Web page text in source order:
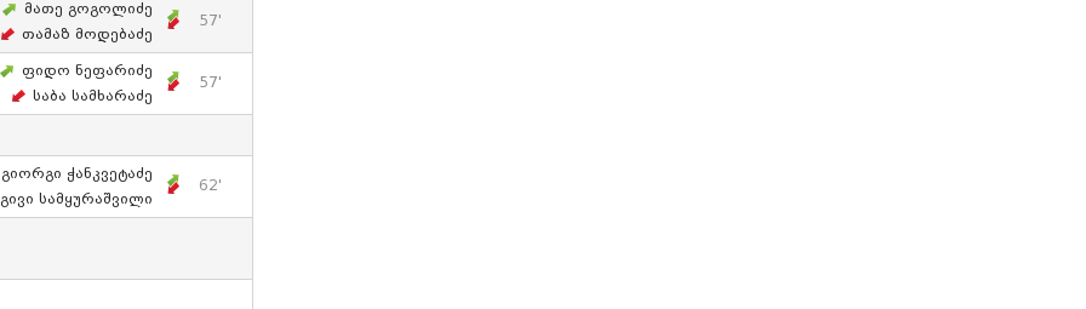
Მათე Გოგოლიძე
Თამაზ Მოდებაძე
57'
Ფიდო Ნეფარიძე
Საბა Სამხარაძე
57'
Გიორგი Ჭანკვეტაძე
Გივი Სამყურაშვილი
62'